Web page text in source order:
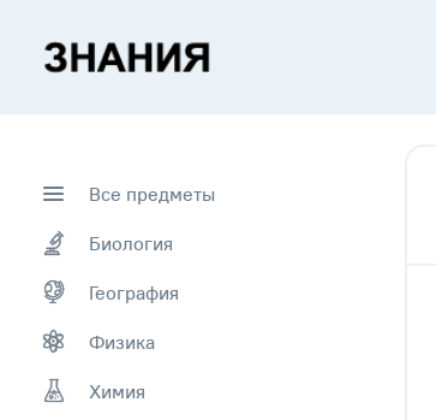
Все предметы
Биология
География
Физика
Химия